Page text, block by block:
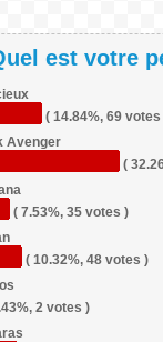
est votre
( 14.84%, 69 votes
Avenger
(
( 7.53%, 35 votes )
( 10.32%, 48 votes )
2 votes )